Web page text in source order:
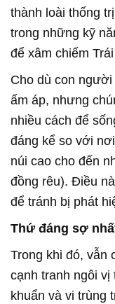
thành loài thống
trong những kỹ
để xâm chiếm
Cho dù con
ấm áp, nhưng
nhiều cách để
đáng kể so với
núi cao cho đến
đồng rêu). Điều
để tránh bị phát
Thứ đáng sợ
Trong khi đó, vẫn
cạnh tranh ngôi vị
khuẩn và vi trùng